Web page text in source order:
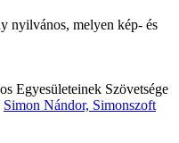
nyilvános, melyen kép- és
Egyesületeinek Szövetsége
Simon Nándor, Simonszoft